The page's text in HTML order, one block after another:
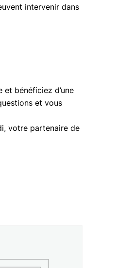
intervenir dans
et bénéficiez d’une
et vous
votre partenaire de